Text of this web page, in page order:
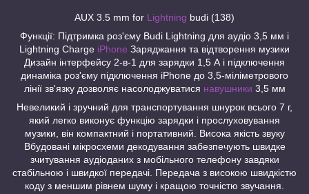
AUX 3.5 mm for Lightning budi (138)
Функції: Підтримка роз'єму Budi Lightning для аудіо 3,5 мм і
Lightning Charge iPhone Заряджання та відтворення музики
Дизайн інтерфейсу 2-в-1 для зарядки 1,5 А і підключення
динаміка роз'єму підключення iPhone до 3,5-міліметрового
лінії зв'язку дозволяє насолоджуватися навушники 3,5 мм
Невеликий і зручний для транспортування шнурок всього 7 г,
який легко виконує функцію зарядки і прослуховування
музики, він компактний і портативний. Висока якість звуку
Вбудовані мікросхеми декодування забезпечують швидке
зчитування аудіоданих з мобільного телефону завдяки
стабільною і швидкої передачі. Передача з високою швидкістю
коду з меншим рівнем шуму і кращою точністю звучання.